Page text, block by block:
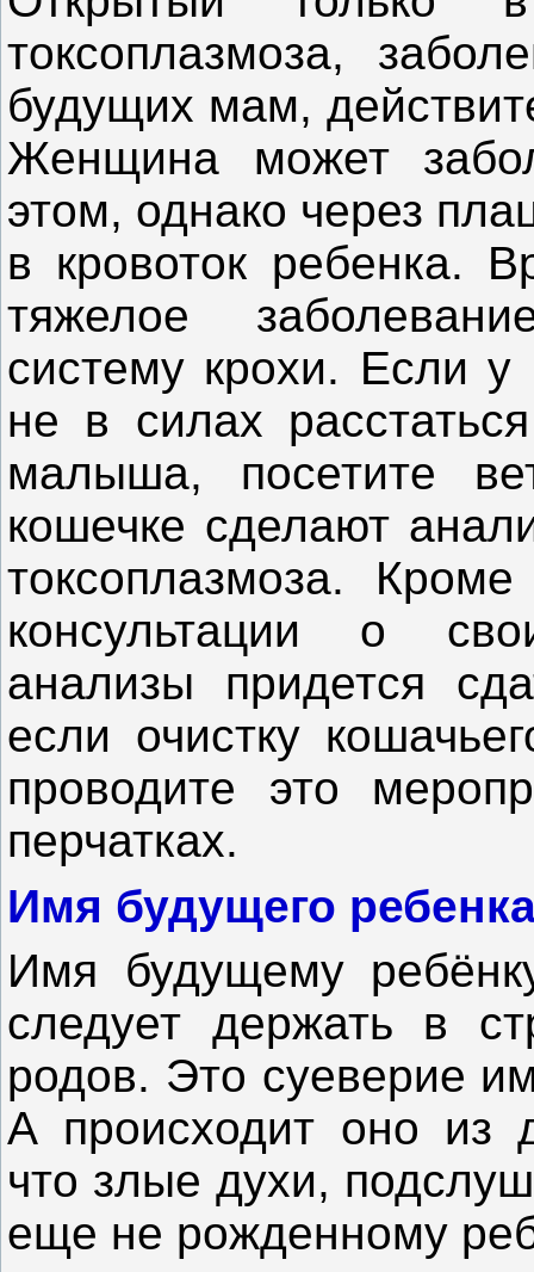
токсоплазмоза,
будущих мам,
Женщина может
этом, однако через
в кровоток ребенка.
тяжелое
систему крохи. Если
не в силах
малыша, посетите
кошечке сделают
токсоплазмоза.
консультации о
анализы придется
если очистку
проводите это
перчатках.
Имя будущего
Имя будущему
следует держать в
родов. Это суеверие
А происходит оно из
что злые духи,
еще не рожденному